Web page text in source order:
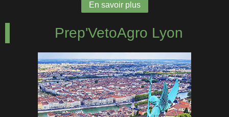
En savoir plus
Prep'VetoAgro Lyon